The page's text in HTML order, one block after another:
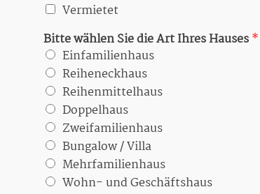
V
r
m
i
e
t
e
t
Vermietet
Bitte wählen Sie die Art Ihres Hauses*
Einfamilienhaus
Reiheneckhaus
Reihenmittelhaus
Doppelhaus
Zweifamilienhaus
Bungalow / Villa
Mehrfamilienhaus
Wohn- und Geschäftshaus